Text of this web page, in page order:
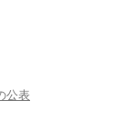
公表